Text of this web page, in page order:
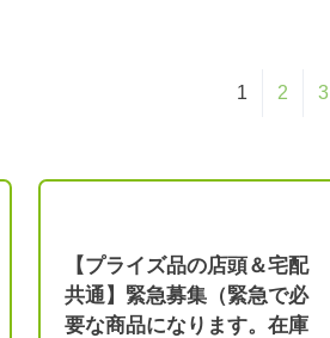
1 2 3
【プライズ品の店頭＆宅配
共通】緊急募集（緊急で必
要な商品になります。在庫